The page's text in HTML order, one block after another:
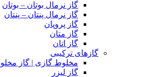
گاز نرمال بوتان – بوتان
گاز نرمال پنتان – پنتان
گاز پروپان
گاز متان
گاز اتان
گازهای ترکیبی
مخلوط گازی | گاز
گاز لیزر